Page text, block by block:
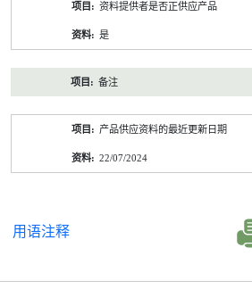
资料提供者是否正供应产品
是
备注
产品供应资料的最近更新日期
22/07/2024
用语注释